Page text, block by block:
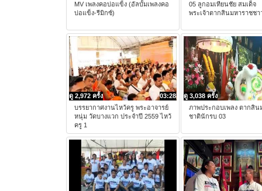
MV เพลงคอบ่อแข็ง (อัลบั้มเพลงคอ
บ่อแข็ง-รีมิกซ์)
05 ลูกอมเทียนชัย สมเด็จ
พระเจ้าตากสินมหาราชช
03:28
ดู 2,972 ครั้ง
บรรยากาศงานไหว้ครู พระอาจารย์
หนุ่ม วัดบางแวก ประจำปี 2559 ไหว้
ครู 1
ดู 3,038 ครั้ง
ภาพประกอบเพลง ตากสิน
ชาตินักรบ 03